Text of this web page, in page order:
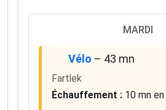
MARDI
Vélo – 43 mn
Fartlek
Échauffement : 10 mn